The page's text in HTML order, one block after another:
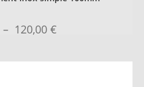
– 120,00 €